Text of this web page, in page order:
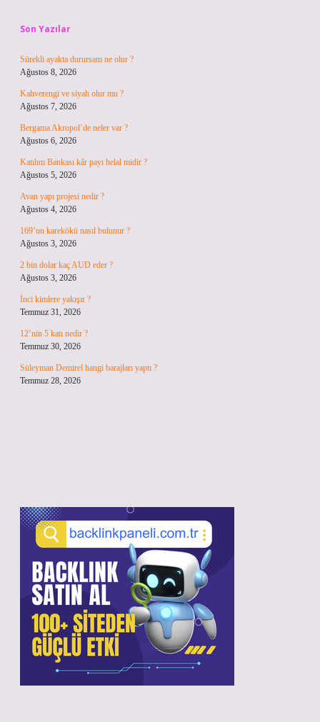
Son Yazılar
Sürekli ayakta durursam ne olur ?
Ağustos 8, 2026
Kahverengi ve siyah olur mu ?
Ağustos 7, 2026
Bergama Akropol’de neler var ?
Ağustos 6, 2026
Katılım Bankası kâr payı helal midir ?
Ağustos 5, 2026
Avan yapı projesi nedir ?
Ağustos 4, 2026
169’un karekökü nasıl bulunur ?
Ağustos 3, 2026
2 bin dolar kaç AUD eder ?
Ağustos 3, 2026
İnci kimlere yakışır ?
Temmuz 31, 2026
12’nin 5 katı nedir ?
Temmuz 30, 2026
Süleyman Demirel hangi barajları yaptı ?
Temmuz 28, 2026